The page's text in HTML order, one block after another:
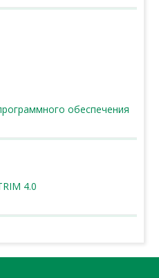
обеспечения
4.0